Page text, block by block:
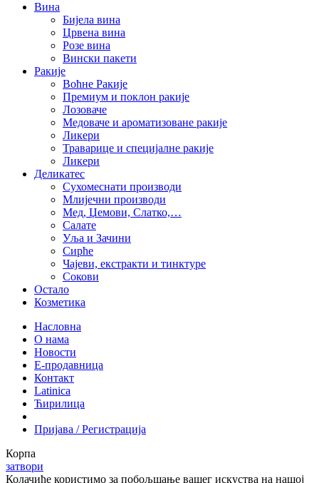
Вина
Бијела вина
Црвена вина
Розе вина
Вински пакети
Ракије
Воћне Ракије
Премиум и поклон ракије
Лозоваче
Медоваче и ароматизоване ракије
Ликери
Траварице и специјалне ракије
Ликери
Деликатес
Сухомеснати производи
Млијечни производи
Мед, Џемови, Слатко,…
Салате
Уља и Зачини
Сирће
Чајеви, екстракти и тинктуре
Сокови
Остало
Козметика
Насловна
О нама
Новости
Е-продавница
Контакт
Latinica
Ћирилица
Пријава / Регистрација
Корпа
затвори
Колачиће користимо за побољшање вашег искуства на нашој